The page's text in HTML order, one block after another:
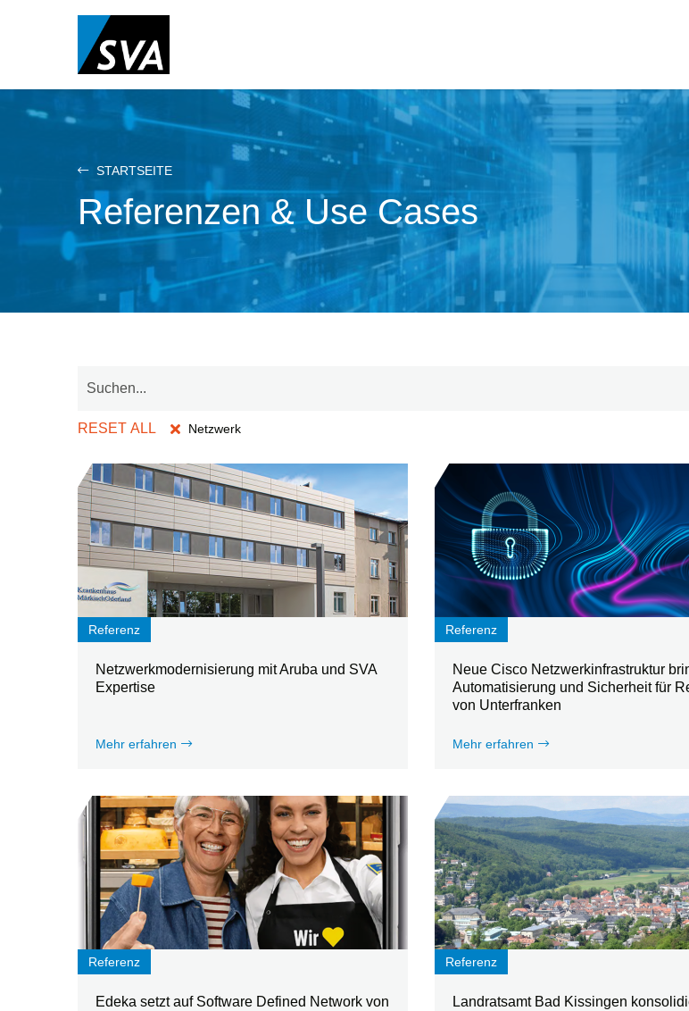
STARTSEITE
Referenzen & Use Cases
Netzwerk
Referenz
Netzwerkmodernisierung mit Aruba und SVA
Expertise
Mehr erfahren
Referenz
Neue Cisco Netzwerkinfrastruktur
Automatisierung und Sicherheit für
von Unterfranken
Mehr erfahren
Referenz
Edeka setzt auf Software Defined Network von
Referenz
Landratsamt Bad Kissingen